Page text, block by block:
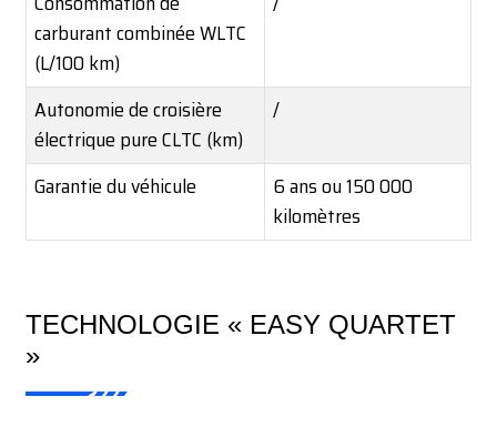
carburant combinée WLTC
(L/100 km)
Autonomie de croisière
électrique pure CLTC (km)
/
Garantie du véhicule
6 ans ou 150 000
kilomètres
TECHNOLOGIE « EASY QUARTET
»